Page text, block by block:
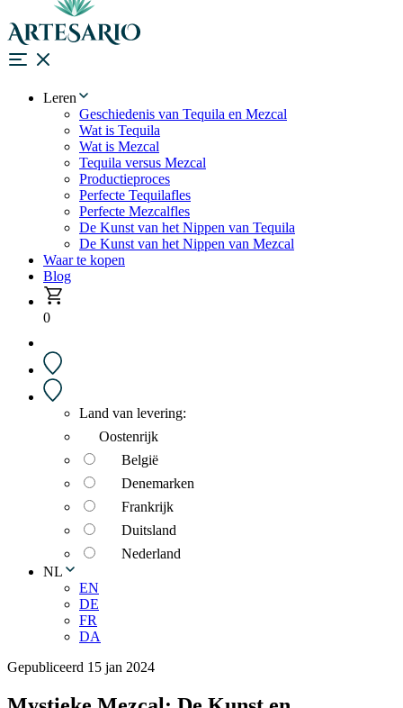
Leren
Geschiedenis van Tequila en Mezcal
Wat is Tequila
Wat is Mezcal
Tequila versus Mezcal
Productieproces
Perfecte Tequilafles
Perfecte Mezcalfles
De Kunst van het Nippen van Tequila
De Kunst van het Nippen van Mezcal
Waar te kopen
Blog
0
Land van levering:
Oostenrijk
België
Denemarken
Frankrijk
Duitsland
Nederland
NL
EN
DE
FR
DA
Gepubliceerd 15 jan 2024